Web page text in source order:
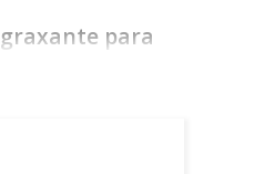
para
para a